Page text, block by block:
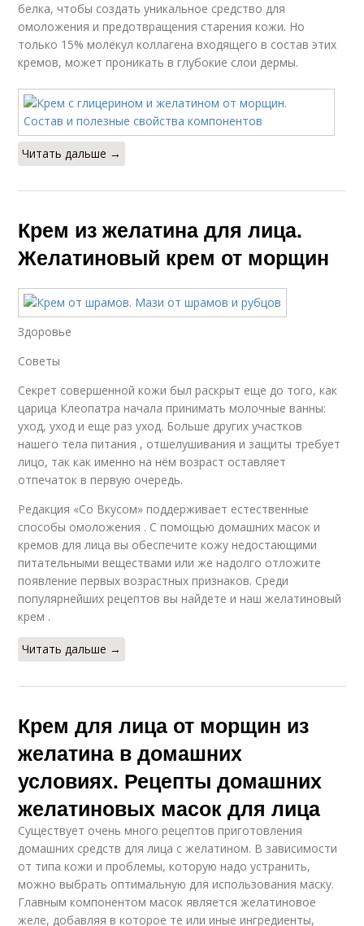
белка, чтобы создать уникальное средство для
омоложения и предотвращения старения кожи. Но
только 15% молекул коллагена входящего в состав этих
кремов, может проникать в глубокие слои дермы.
Читать дальше →
Крем из желатина для лица.
Желатиновый крем от морщин
Здоровье
Советы
Секрет совершенной кожи был раскрыт еще до того, как
царица Клеопатра начала принимать молочные ванны:
уход, уход и еще раз уход. Больше других участков
нашего тела питания , отшелушивания и защиты требует
лицо, так как именно на нём возраст оставляет
отпечаток в первую очередь.
Редакция «Со Вкусом» поддерживает естественные
способы омоложения . С помощью домашних масок и
кремов для лица вы обеспечите кожу недостающими
питательными веществами или же надолго отложите
появление первых возрастных признаков. Среди
популярнейших рецептов вы найдете и наш желатиновый
крем .
Читать дальше →
Крем для лица от морщин из
желатина в домашних
условиях. Рецепты домашних
желатиновых масок для лица
Существует очень много рецептов приготовления
домашних средств для лица с желатином. В зависимости
от типа кожи и проблемы, которую надо устранить,
можно выбрать оптимальную для использования маску.
Главным компонентом масок является желатиновое
желе, добавляя в которое те или иные ингредиенты,